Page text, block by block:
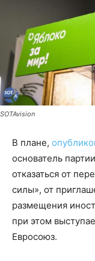
SOTAvision
В плане,
основатель
отказаться от
силы», от
размещения
при этом
Евросоюз.